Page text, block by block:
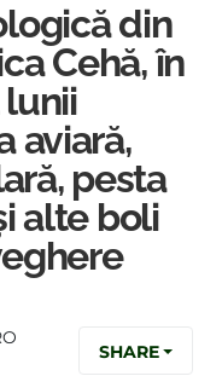
din
Cehă, în
aviară,
pesta
alte boli
SHARE